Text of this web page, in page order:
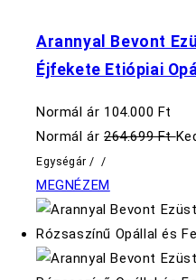
Arannyal Bevont
Éjfekete Etiópiai
Normál ár 104.000 Ft
Normál ár 264.699 Ft
Egységár / /
MEGNÉZEM